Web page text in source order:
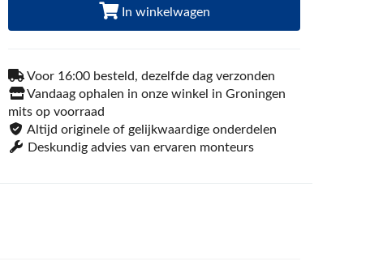
In winkelwagen
Voor 16:00 besteld, dezelfde dag verzonden
Vandaag ophalen in onze winkel in Groningen
mits op voorraad
Altijd originele of gelijkwaardige onderdelen
Deskundig advies van ervaren monteurs